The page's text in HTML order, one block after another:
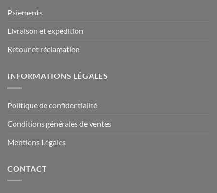
Paiements
Livraison et expédition
Retour et réclamation
INFORMATIONS LÉGALES
Politique de confidentialité
Conditions générales de ventes
Mentions Légales
CONTACT